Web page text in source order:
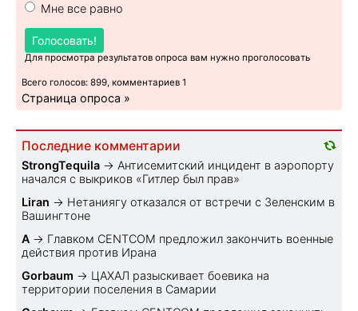
Мне все равно
Голосовать!
Для просмотра результатов опроса вам нужно проголосовать
Всего голосов: 899, комментариев 1
Страница опроса »
Последние комментарии
StrongTequila → Антисемитский инцидент в аэропорту
начался с выкриков «Гитлер был прав»
Liran → Нетаниягу отказался от встречи с Зеленским в
Вашингтоне
A → Главком CENTCOM предложил закончить военные
действия против Ирана
Gorbaum → ЦАХАЛ разыскивает боевика на
территории поселения в Самарии